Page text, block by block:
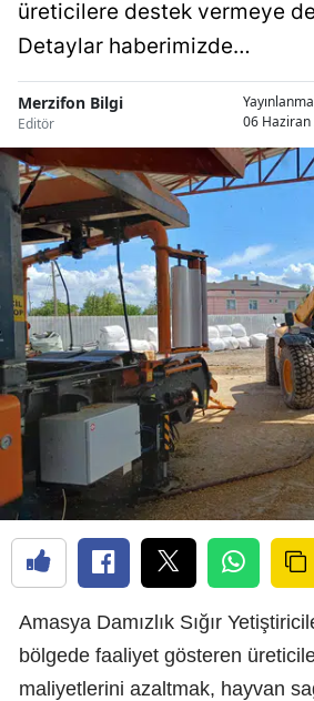
üreticilere destek vermeye
Detaylar haberimizde…
Merzifon Bilgi
Editör
Yayınlanma
06 Haziran
Amasya Damızlık Sığır
bölgede faaliyet gösteren
maliyetlerini azaltmak, hayvan